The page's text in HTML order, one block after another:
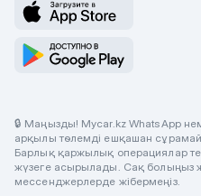
🔒 Маңызды! Mycar.kz WhatsApp
арқылы төлемді ешқашан
Барлық қаржылық операциялар
жүзеге асырылады. Сақ болыңыз
мессенджерлерде жібермеңіз.